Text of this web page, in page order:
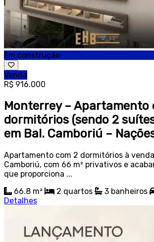
Em construção
Venda
R$ 916.000
Monterrey – Apartamento
dormitórios (sendo 2
em Bal. Camboriú –
Apartamento com 2 dormitórios à
Camboriú, com 66 m² privativos e
que proporciona ...
66.8 m²
2 quartos 3 banheiros
Detalhes